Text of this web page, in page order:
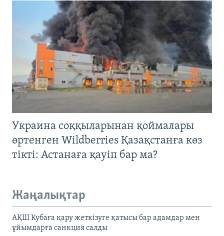
Украина соққыларынан қоймалары
өртенген Wildberries Қазақстанға көз
тікті: Астанаға қауіп бар ма?
Жаңалықтар
АҚШ Кубаға қару жеткізуге қатысы бар адамдар мен
ұйымдарға санкция салды